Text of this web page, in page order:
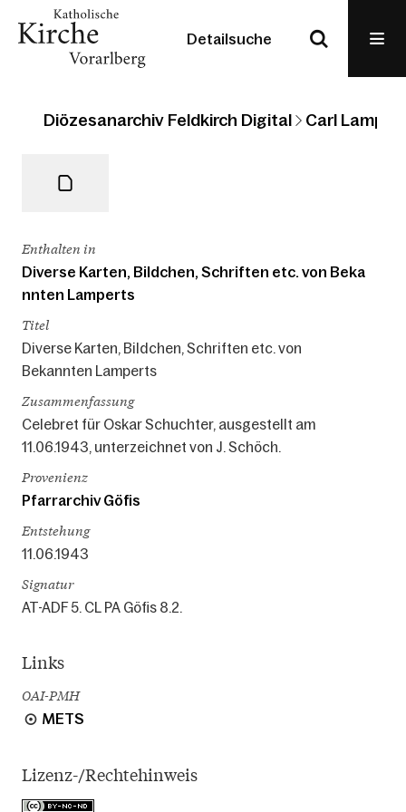
Detailsuche
Diözesanarchiv Feldkirch Digital Carl
Enthalten in
Diverse Karten, Bildchen, Schriften etc. von Beka
nnten Lamperts
Titel
Diverse Karten, Bildchen, Schriften etc. von
Bekannten Lamperts
Zusammenfassung
Celebret für Oskar Schuchter, ausgestellt am
11.06.1943, unterzeichnet von J. Schöch.
Provenienz
Pfarrarchiv Göfis
Entstehung
11.06.1943
Signatur
AT-ADF 5. CL PA Göfis 8.2.
Links
OAI-PMH
METS
Lizenz-/Rechtehinweis